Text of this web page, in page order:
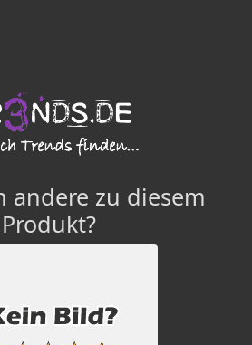
andere zu diesem
Produkt?